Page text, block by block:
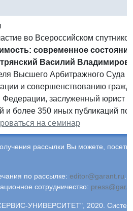
во Всероссийском
современное
Василий
Высшего Арбитражного Суда
и совершенствованию
Федерации, заслуженный юрист
и более 350 иных публикаций по
на семинар
рассылки Вы можете,
по рассылке: editor@garant.ru
сотрудничество:
УНИВЕРСИТЕТ", 2020. Система